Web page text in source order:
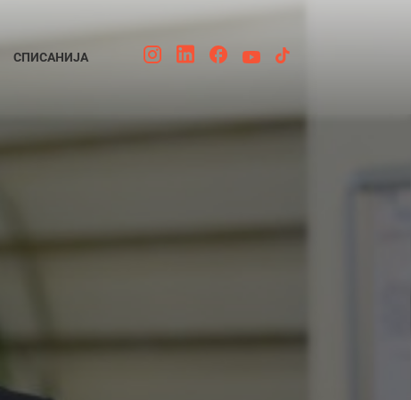
СПИСАНИЈА